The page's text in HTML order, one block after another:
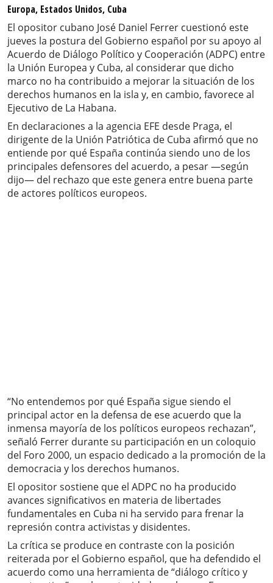
Europa, Estados Unidos, Cuba
El opositor cubano José Daniel Ferrer cuestionó este
jueves la postura del Gobierno español por su apoyo al
Acuerdo de Diálogo Político y Cooperación (ADPC) entre
la Unión Europea y Cuba, al considerar que dicho
marco no ha contribuido a mejorar la situación de los
derechos humanos en la isla y, en cambio, favorece al
Ejecutivo de La Habana.
En declaraciones a la agencia EFE desde Praga, el
dirigente de la Unión Patriótica de Cuba afirmó que no
entiende por qué España continúa siendo uno de los
principales defensores del acuerdo, a pesar —según
dijo— del rechazo que este genera entre buena parte
de actores políticos europeos.
“No entendemos por qué España sigue siendo el
principal actor en la defensa de ese acuerdo que la
inmensa mayoría de los políticos europeos rechazan”,
señaló Ferrer durante su participación en un coloquio
del Foro 2000, un espacio dedicado a la promoción de la
democracia y los derechos humanos.
El opositor sostiene que el ADPC no ha producido
avances significativos en materia de libertades
fundamentales en Cuba ni ha servido para frenar la
represión contra activistas y disidentes.
La crítica se produce en contraste con la posición
reiterada por el Gobierno español, que ha defendido el
acuerdo como una herramienta de “diálogo crítico y